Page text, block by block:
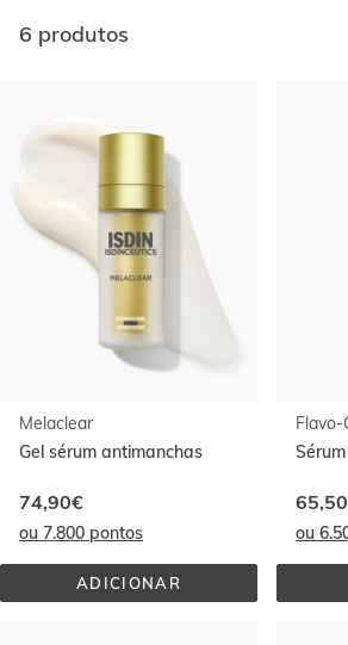
6 produtos
Melaclear
Gel sérum antimanchas
74,90€
ou 7.800 pontos
ADICIONARMELACLEAR
Flavo-
ou